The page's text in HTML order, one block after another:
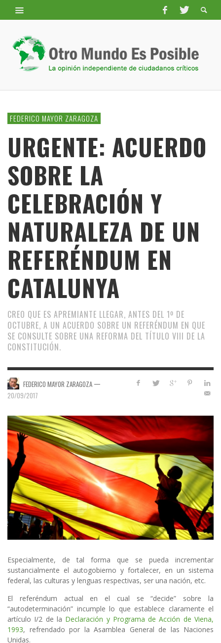
FEDERICO MAYOR ZARAGOZA
URGENTE: ACUERDO
SOBRE LA
CELEBRACIÓN Y
NATURALEZA DE UN
REFERÉNDUM EN
CATALUNYA
CREO QUE ES APREMIANTE LLEGAR, ANTES DEL 1º DE
OCTUBRE, A UN ACUERDO SOBRE UN REFERÉNDUM EN QUE
SE CONSULTE SOBRE UNA REFORMA DEL TÍTULO VIII DE LA
CONSTITUCIÓN.
FEDERICO MAYOR ZARAGOZA —
20/09/2017
Especialmente, de tal forma que se pueda incrementar
sustancialmente el autogobierno y fortalecer, en un sistema
federal, las culturas y lenguas respectivas, ser una nación, etc.
El referéndum actual en el cual se “decide” sobre la
“autodeterminación” incumple lo que establece claramente el
artículo I/2 de la Declaración y Programa de Acción de Viena,
1993, refrendado por la Asamblea General de las Naciones
Unidas.